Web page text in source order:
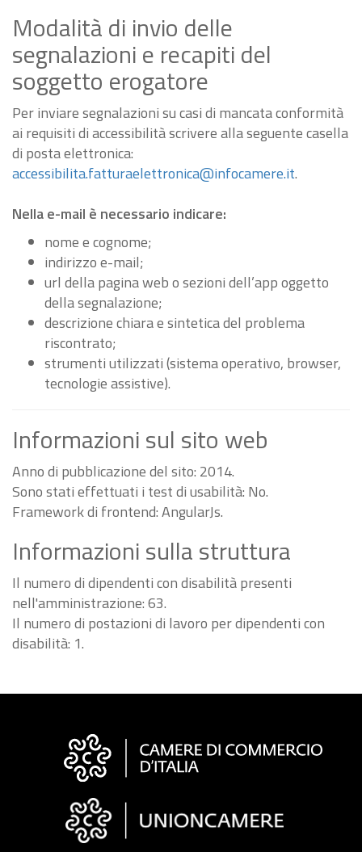
Modalità di invio delle
segnalazioni e recapiti del
soggetto erogatore
Per inviare segnalazioni su casi di mancata conformità
ai requisiti di accessibilità scrivere alla seguente casella
di posta elettronica:
accessibilita.fatturaelettronica@infocamere.it.
Nella e-mail è necessario indicare:
nome e cognome;
indirizzo e-mail;
url della pagina web o sezioni dell’app oggetto
della segnalazione;
descrizione chiara e sintetica del problema
riscontrato;
strumenti utilizzati (sistema operativo, browser,
tecnologie assistive).
Informazioni sul sito web
Anno di pubblicazione del sito: 2014.
Sono stati effettuati i test di usabilità: No.
Framework di frontend: AngularJs.
Informazioni sulla struttura
Il numero di dipendenti con disabilità presenti
nell'amministrazione: 63.
Il numero di postazioni di lavoro per dipendenti con
disabilità: 1.
Informazioni
"Fattura